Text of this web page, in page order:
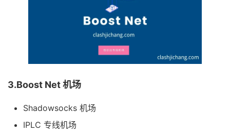
3.Boost Net 机场
Shadowsocks 机场
IPLC 专线机场